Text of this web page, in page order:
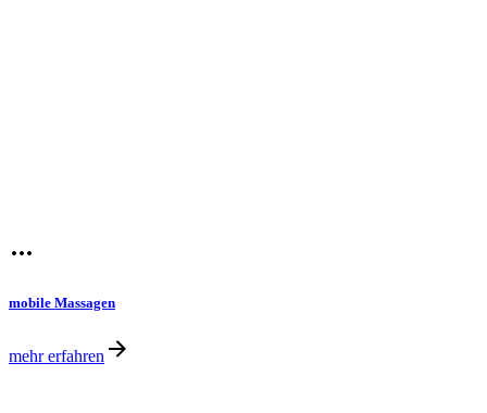
mobile Massagen
mehr erfahren